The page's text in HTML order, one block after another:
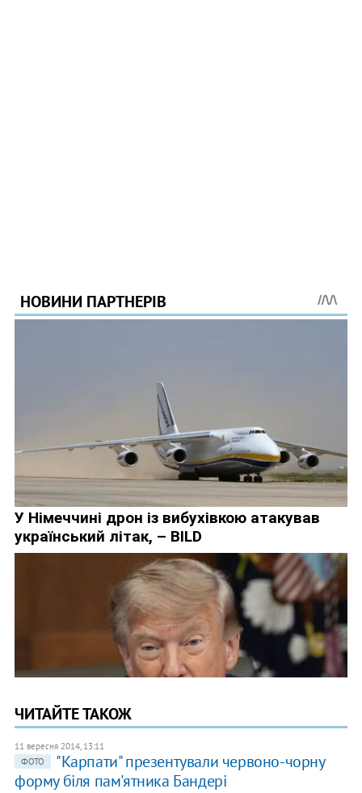
ЧИТАЙТЕ ТАКОЖ
11 вересня 2014, 13:11
ФОТО
"Карпати" презентували червоно-чорну
форму біля пам'ятника Бандері